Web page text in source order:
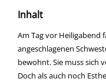
Inhalt
Am Tag vor Heiligabend
angeschlagenen
bewohnt. Sie muss sich
Doch als auch noch